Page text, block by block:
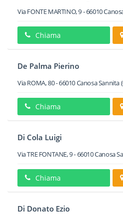
Via FONTE MARTINO, 9-66010
Chiama
De Palma Pierino
Via ROMA, 80-66010Canosa Sannita
Chiama
Di Cola Luigi
Via TRE FONTANE, 9-66010Canosa
Chiama
Di Donato Ezio